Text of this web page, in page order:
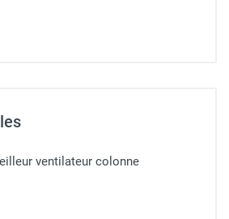
ventilateur colonne